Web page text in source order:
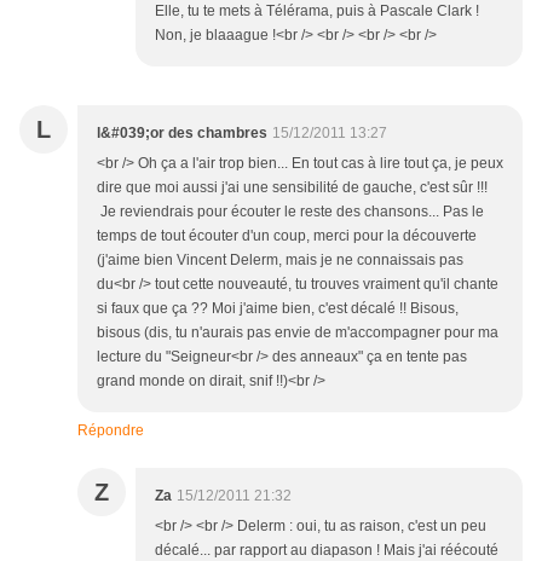
Elle, tu te mets à Télérama, puis à Pascale Clark !
Non, je blaaague !<br /> <br /> <br /> <br />
L l&#039;or des chambres 15/12/2011 13:27
<br /> Oh ça a l'air trop bien... En tout cas à lire tout ça, je peux
dire que moi aussi j'ai une sensibilité de gauche, c'est sûr !!!
Je reviendrais pour écouter le reste des chansons... Pas le
temps de tout écouter d'un coup, merci pour la découverte
(j'aime bien Vincent Delerm, mais je ne connaissais pas
du<br /> tout cette nouveauté, tu trouves vraiment qu'il chante
si faux que ça ?? Moi j'aime bien, c'est décalé !! Bisous,
bisous (dis, tu n'aurais pas envie de m'accompagner pour ma
lecture du "Seigneur<br /> des anneaux" ça en tente pas
grand monde on dirait, snif !!)<br />
Répondre
Z Za 15/12/2011 21:32
<br /> <br /> Delerm : oui, tu as raison, c'est un peu
décalé... par rapport au diapason ! Mais j'ai réécouté